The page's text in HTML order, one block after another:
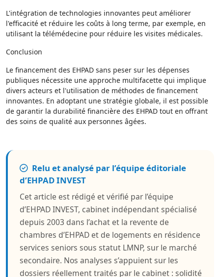
L'intégration de technologies innovantes peut améliorer
l'efficacité et réduire les coûts à long terme, par exemple, en
utilisant la télémédecine pour réduire les visites médicales.
Conclusion
Le financement des EHPAD sans peser sur les dépenses
publiques nécessite une approche multifacette qui implique
divers acteurs et l'utilisation de méthodes de financement
innovantes. En adoptant une stratégie globale, il est possible
de garantir la durabilité financière des EHPAD tout en offrant
des soins de qualité aux personnes âgées.
Relu et analysé par l’équipe éditoriale
d’EHPAD INVEST
Cet article est rédigé et vérifié par l’équipe
d’EHPAD INVEST, cabinet indépendant spécialisé
depuis 2003 dans l’achat et la revente de
chambres d’EHPAD et de logements en résidence
services seniors sous statut LMNP, sur le marché
secondaire. Nos analyses s’appuient sur les
dossiers réellement traités par le cabinet : solidité